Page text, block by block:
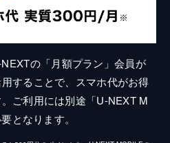
の「月額プラン」会員が
することで、スマホ代がお得
ご利用には別途「U-NEXT M
となります。